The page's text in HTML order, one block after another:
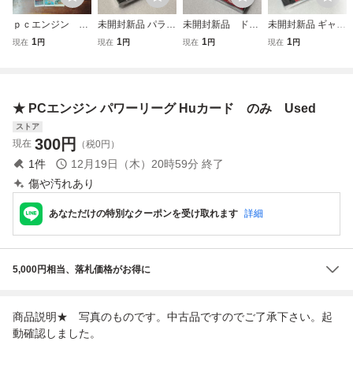
ｐｃエンジン Ｃ
Ｄロムロム ｈｕ
ア等々
現在 1円
未開封新品 パラノ
イア PCエンジン
現在 1円
未開封新品 ドラ
ゴンスピリット P
現在 1円
未開封新品 ギャラ
ガ88 PCエンジン
現在 1円
★ PCエンジン パワーリーグ Huカード のみ Used
ストア
現在 300円 （税0円）
1件 12月19日（木）20時59分 終了
傷や汚れあり
あなただけの特別なクーポンを受け取れます 詳細
5,000円相当、落札価格がお得に
商品説明★ 写真のものです。中古品ですのでご了承下さい。起
動確認しました。